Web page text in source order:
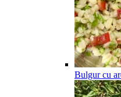
Bulgur cu